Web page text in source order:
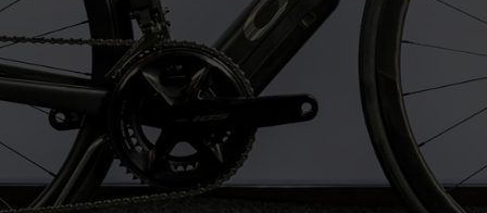
13 + 2=
ENVOYER MA
DEMANDE